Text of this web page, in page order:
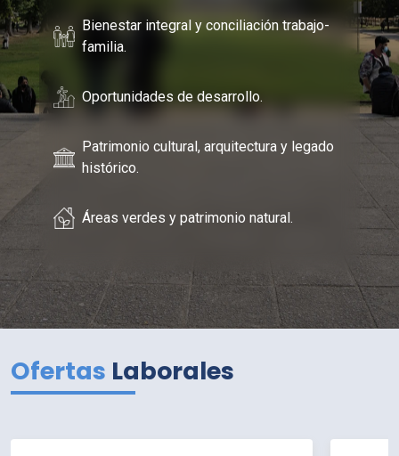
Bienestar integral y conciliación trabajo-
familia.
Oportunidades de desarrollo.
Patrimonio cultural, arquitectura y legado
histórico.
Áreas verdes y patrimonio natural.
Ofertas Laborales